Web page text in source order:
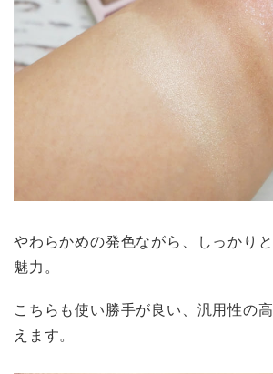
やわらかめの発色ながら、しっかり
魅力。
こちらも使い勝手が良い、汎用性の
えます。